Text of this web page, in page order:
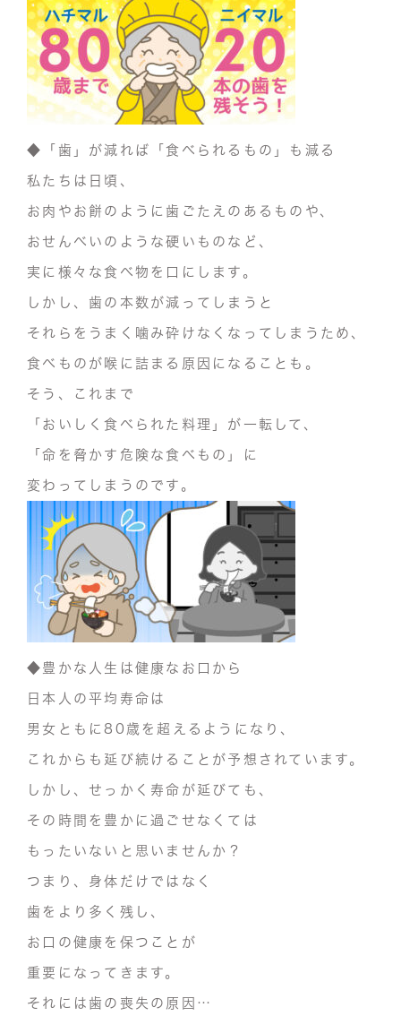
◆「歯」が減れば「食べられるもの」も減る
私たちは日頃、
お肉やお餅のように歯ごたえのあるものや、
おせんべいのような硬いものなど、
実に様々な食べ物を口にします。
しかし、 歯の本数が減ってしまうと
それらをうまく噛み砕けなくなってしまう ため、
食べものが喉に詰まる原因になる ことも。
そう、これまで
「おいしく食べられた料理」 が一転して、
「命を脅かす危険な食べもの」 に
変わってしまうのです。
◆豊かな人生は健康なお口から
日本人の 平均 寿命は
男女ともに80歳を超えるようになり、
これからも延び続けることが予想されています。
しかし、せっかく寿命が延びても、
その時間 を豊かに過ごせなくては
もったいないと思いませんか？
つまり、身体だけではなく
歯をより多く残し、
お口の健康を保つことが
重要になってきます。
それには歯の喪失の原因…